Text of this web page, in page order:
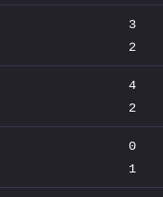
3
2
4
2
0
1